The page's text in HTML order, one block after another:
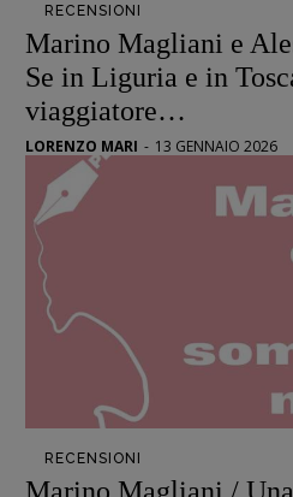
Opera prima
DOSSIER
12 dicembre
Blade Runner 40
Editoria
Intelligenza
Psichedelia
Scienza
Stranimondi
Tornare a Ballard
Valerio Evangelisti
RECENSIONI
Marino Magliani e
Se in Liguria e in
viaggiatore…
LORENZO MARI - 13 GENNAIO 2026
RECENSIONI